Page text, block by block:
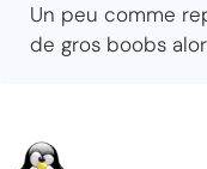
Un peu comme
de gros boobs